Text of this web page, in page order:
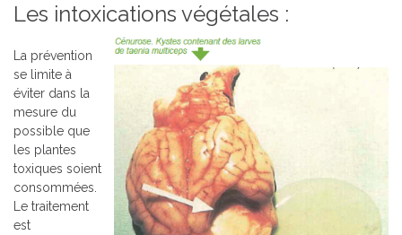
Les intoxications végétales :
La prévention
se limite à
éviter dans la
mesure du
possible que
les plantes
toxiques soient
consommées.
Le traitement
est